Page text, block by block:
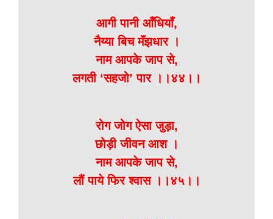
आगी पानी आँधियाँ,
नैय्या बिच मॅंझधार ।
नाम आपके जाप से,
लगती ‘सहजो’ पार ।।४४।।
रोग जोग ऐसा जुड़ा,
छोड़ी जीवन आश ।
नाम आपके जाप से,
लौं पाये फिर श्वास ।।४५।।